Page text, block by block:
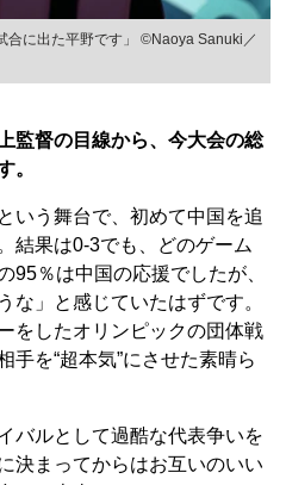
合に出た平野です」 ©Naoya Sanuki／
督の目線から、今大会の総
。
いう舞台で、初めて中国を追
結果は0-3でも、どのゲーム
95％は中国の応援でしたが、
な」と感じていたはずです。
をしたオリンピックの団体戦
手を“超本気”にさせた素晴ら
バルとして過酷な代表争いを
決まってからはお互いのいい